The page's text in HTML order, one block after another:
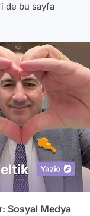
de bu sayfa
Sosyal Medya